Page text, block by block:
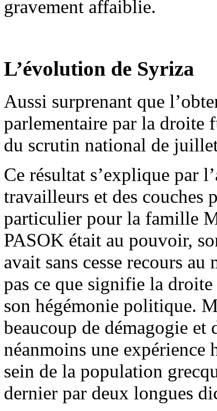
gravement affaiblie.
L’évolution de Syriza
Aussi surprenant que
parlementaire par la droite
du scrutin national de
Ce résultat s’explique par
travailleurs et des couches
particulier pour la famille
PASOK était au pouvoir,
avait sans cesse recours
pas ce que signifie la
son hégémonie politique.
beaucoup de démagogie
néanmoins une expérience
sein de la population
dernier par deux longues